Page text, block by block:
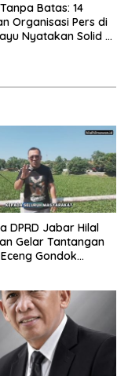
Batas: 14
Organisasi Pers di
Nyatakan Solid di
DPRD Jabar Hilal
Gelar Tantangan
Gondok